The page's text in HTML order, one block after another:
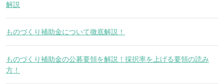
解説
ものづくり補助金について徹底解説！
ものづくり補助金の公募要領を解説！採択率を上げる要領の読み
方！